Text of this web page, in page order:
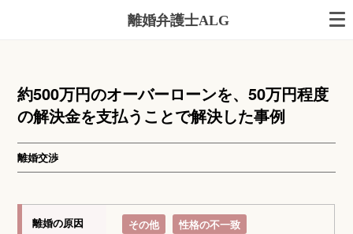
離婚弁護士ALG
約500万円のオーバーローンを、50万円程度
の解決金を支払うことで解決した事例
離婚交渉
離婚の原因 その他 性格の不一致